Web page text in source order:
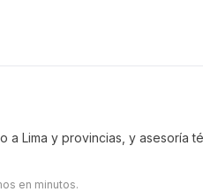
Lima y provincias, y asesoría
en minutos.